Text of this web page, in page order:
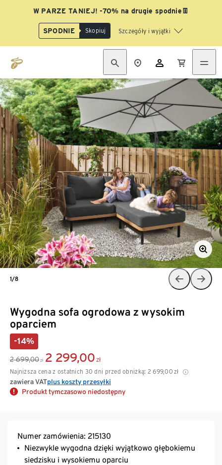
W PARZE TANIEJ! -70% na drugie spodnie👖
SPODNIE Skopiuj Szczegóły i wyjątki
Wygodna sofa ogrodowa z wysokim
oparciem
-14%
2 699,00 zł 2 299,00 zł
Najniższa cena z ostatnich 30 dni przed obniżką: 2 699,00 zł
zawiera VATplus koszty przesyłki
Produkt tymczasowo niedostępny
1/8
Numer zamówienia: 215130
Niezwykle wygodna dzięki wyjątkowo głębokiemu
siedzisku i wysokiemu oparciu